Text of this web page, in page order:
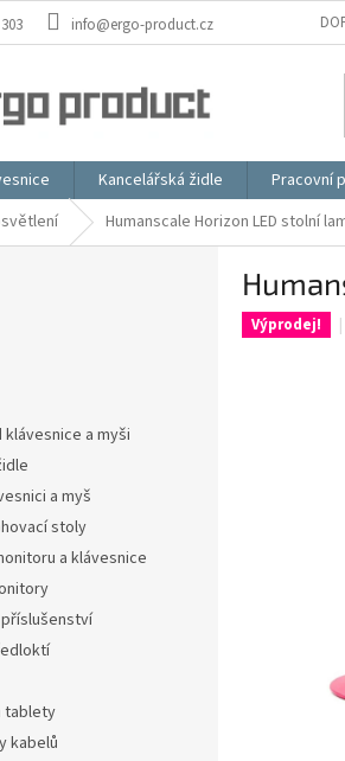
info@ergo-product.cz
Kancelářská židle Pracovní
Humanscale Horizon LED stolní
a myši
a myš
stoly
a klávesnice
tablety
kabelů
Výprodej!